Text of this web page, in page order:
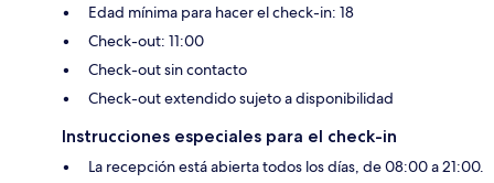
Edad mínima para hacer el check-in: 18
Check-out: 11:00
Check-out sin contacto
Check-out extendido sujeto a disponibilidad
Instrucciones especiales para el check-in
La recepción está abierta todos los días, de 08:00 a 21:00.